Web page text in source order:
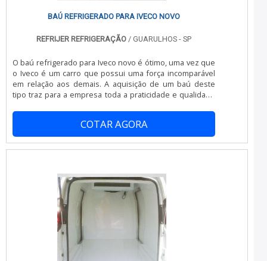
Comprometida com os serviços; Responsável;
MAIS QUALIFICADA DO SEGMENTO Na Refrigeração
quando o assunto for manutenção de aparelho de
refrigeração . Líder em qualidade, a empresa oferece
uma variedade de itens como manutenção volante e
conserto. É reconhecida por ser comprometida com os
serviços e inovadora, padrões possíveis por contar com
escritório de alta qualidade onde são realizadas as
atividades e tecnologia de ponta. Tudo isso, somado a
uma equipe com colaboradores proativos e funcionários
eficientes, fecha todo o ciclo de entrega com excelência
nossos serviços e produtos. Se preferir, entre em
contato com um dos nossos consultores e solicite um
BAÚ REFRIGERADO PARA IVECO NOVO
REFRIJER REFRIGERAÇÃO / GUARULHOS - SP
O baú refrigerado para Iveco novo é ótimo, uma vez que
o Iveco é um carro que possui uma força incomparável
em relação aos demais. A aquisição de um baú deste
tipo traz para a empresa toda a praticidade e qualidade
total segurança, conservando o produto transportado.
Fabricado visando atender todas as necessidades de
distribuição das empresas e também o transporte
seguro de alimentos e demais produtos perecíveis, o
COTAR AGORA